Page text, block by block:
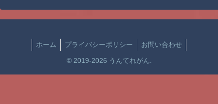
ホーム プライバシーポリシー お問い合わせ
© 2019-2026 うんてれがん.